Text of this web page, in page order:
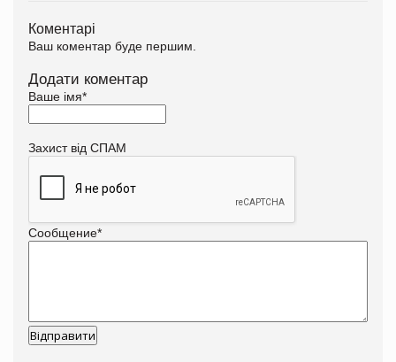
Коментарі
Ваш коментар буде першим.
Додати коментар
Ваше імя*
Захист від СПАМ
Сообщение*